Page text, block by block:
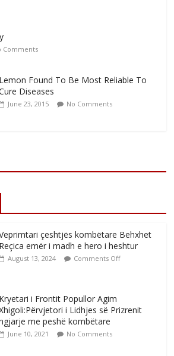
Comments
Lemon Found To Be Most Reliable To
Diseases
June 23, 2015 No Comments
çeshtjës kombëtare Behxhet
Reçica emër i madh e hero i heshtur
August 13, 2024 Comments Off
Kryetari i Frontit Popullor Agim
i Lidhjes së Prizrenit
me peshë kombëtare
June 10, 2021 No Comments